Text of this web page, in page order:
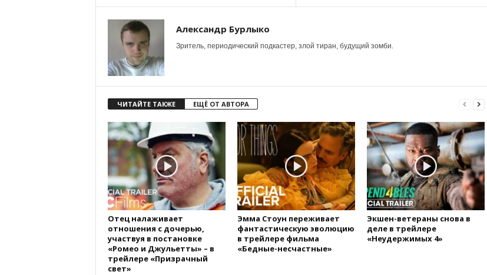
Александр Бурлыко
Зритель, периодический подкастер, злой тиран, будущий зомби.
ЧИТАЙТЕ ТАКЖЕ ЕЩЁ ОТ АВТОРА
Отец налаживает
отношения с дочерью,
участвуя в постановке
«Ромео и Джульетты» – в
трейлере «Призрачный
свет»
Эмма Стоун переживает
фантастическую эволюцию
в трейлере фильма
«Бедные-несчастные»
Экшен-ветераны снова в
деле в трейлере
«Неудержимых 4»